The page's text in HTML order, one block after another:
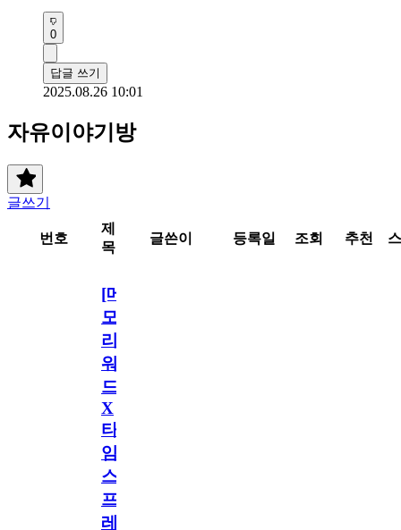
0
답글 쓰기
2025.08.26 10:01
자유이야기방
글쓰기
번호
제
목
글쓴이 등록일 조회 추천
[메
모
리
워
드
X
타
임
스
프
레